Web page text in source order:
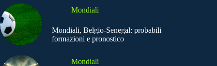
Mondiali
Mondiali, Belgio-Senegal: probabili
formazioni e pronostico
Mondiali